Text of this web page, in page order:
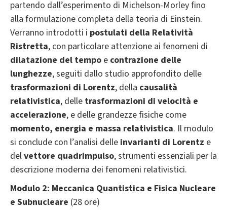
partendo dall’esperimento di Michelson-Morley fino
alla formulazione completa della teoria di Einstein.
Verranno introdotti i postulati della Relatività
Ristretta, con particolare attenzione ai fenomeni di
dilatazione del tempo e contrazione delle
lunghezze, seguiti dallo studio approfondito delle
trasformazioni di Lorentz, della causalità
relativistica, delle trasformazioni di velocità e
accelerazione, e delle grandezze fisiche come
momento, energia e massa relativistica. Il modulo
si conclude con l’analisi delle invarianti di Lorentz e
delvettore quadrimpulso, strumenti essenziali per la
descrizione moderna dei fenomeni relativistici.
Modulo 2: Meccanica Quantistica e Fisica Nucleare
e Subnucleare (28 ore)